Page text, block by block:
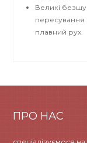
Великі
пересування
плавний рух.
ПРО НАС